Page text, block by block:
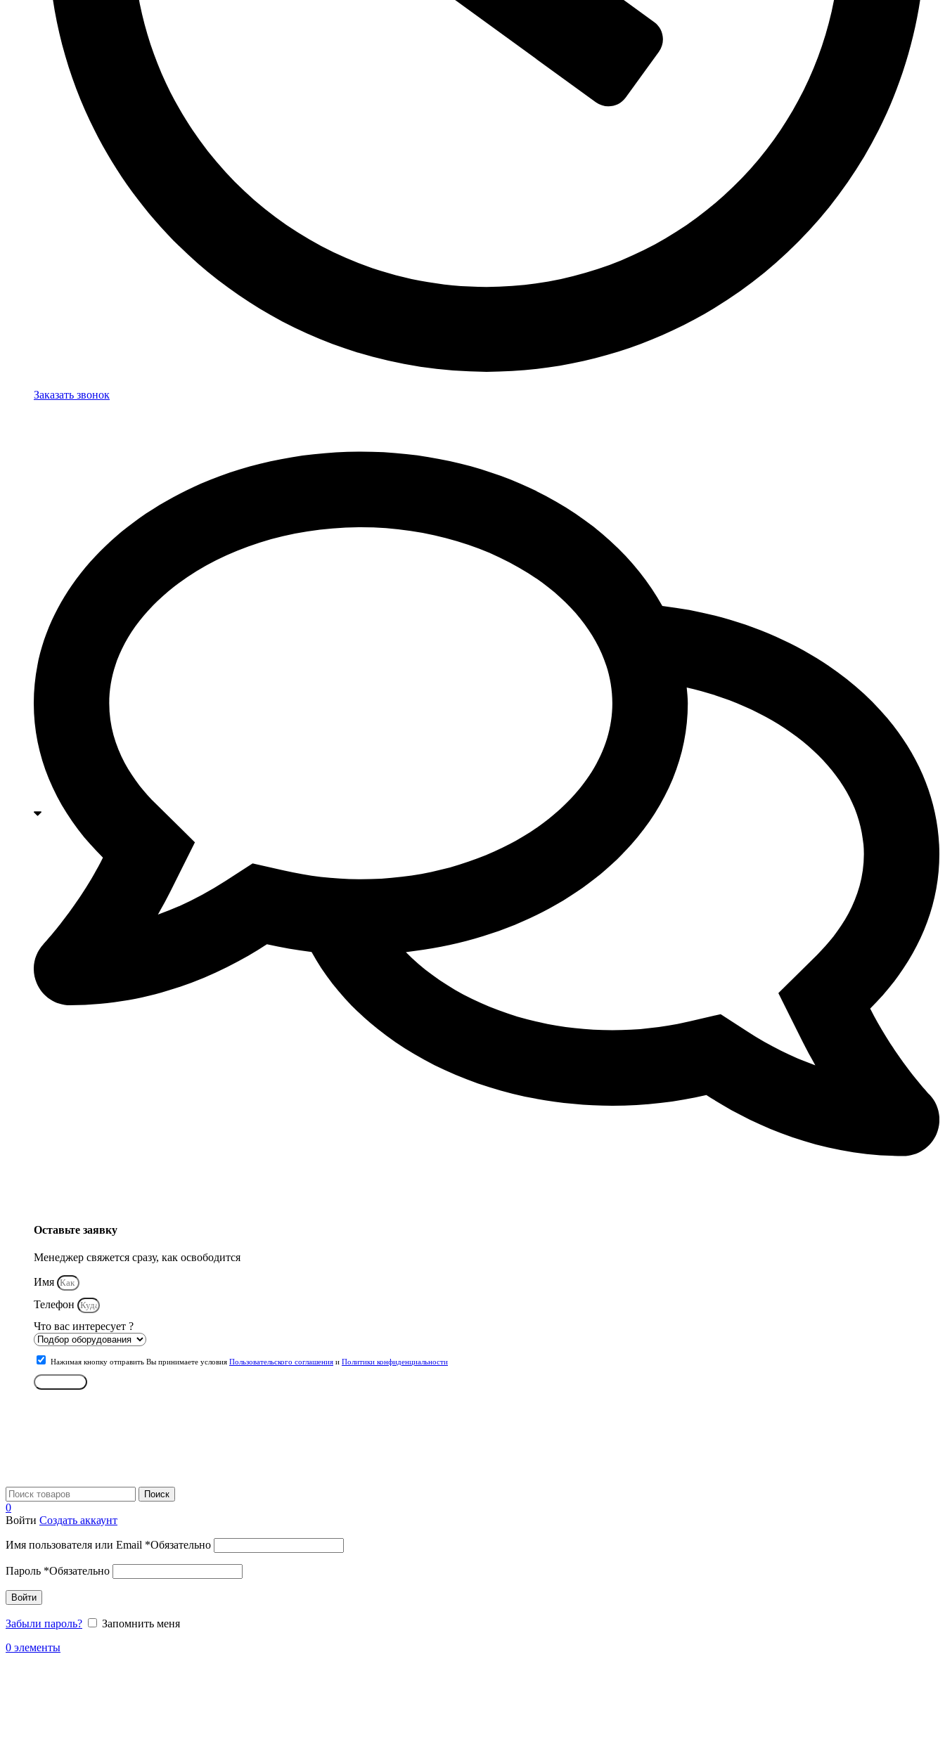
Заказать звонок
Оставьте заявку
Менеджер свяжется сразу, как освободится
Имя
Телефон
Что вас интересует ?
Нажимая кнопку отправить Вы принимаете условия Пользовательского соглашения и Политики конфиденциальности
Поиск
0
Войти Создать аккаунт
Имя пользователя или Email *Обязательно
Пароль *Обязательно
Войти
Забыли пароль?
Запомнить меня
0 элементы